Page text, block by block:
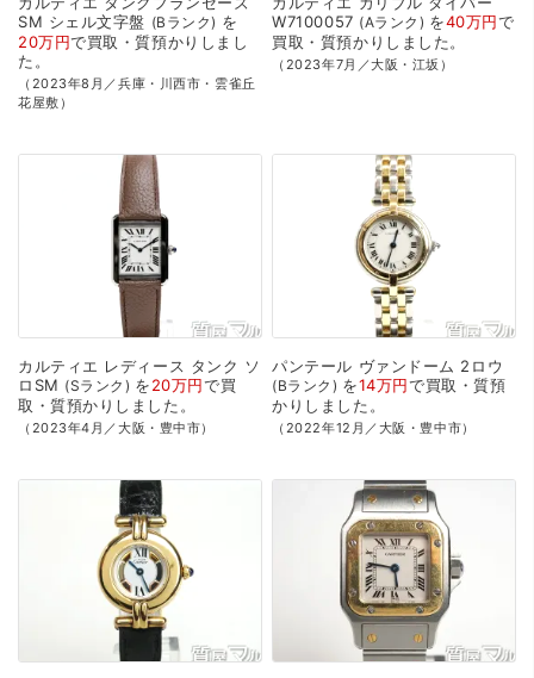
SM シェル文字盤 Bランク
を
20万円で買取・質預かり しまし
た。
（2023年8月／兵庫・川西市・雲雀丘
花屋敷）
W7100057
Aランク を40万円で
買取・質預かり しました。
（2023年7月／大阪・江坂）
カルティエ レディース タンク ソ
ロSM
Sランク を20万円で買
取・質預かり しました。
（2023年4月／大阪・豊中市）
パンテール ヴァンドーム 2ロウ
Bランク を14万円で買取・質預
かり しました。
（2022年12月／大阪・豊中市）